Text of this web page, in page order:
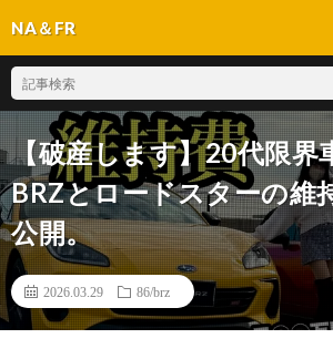
NA＆FR
【破産します】20代限界
BRZとロードスターの維
公開。
2026.03.29 86/brz